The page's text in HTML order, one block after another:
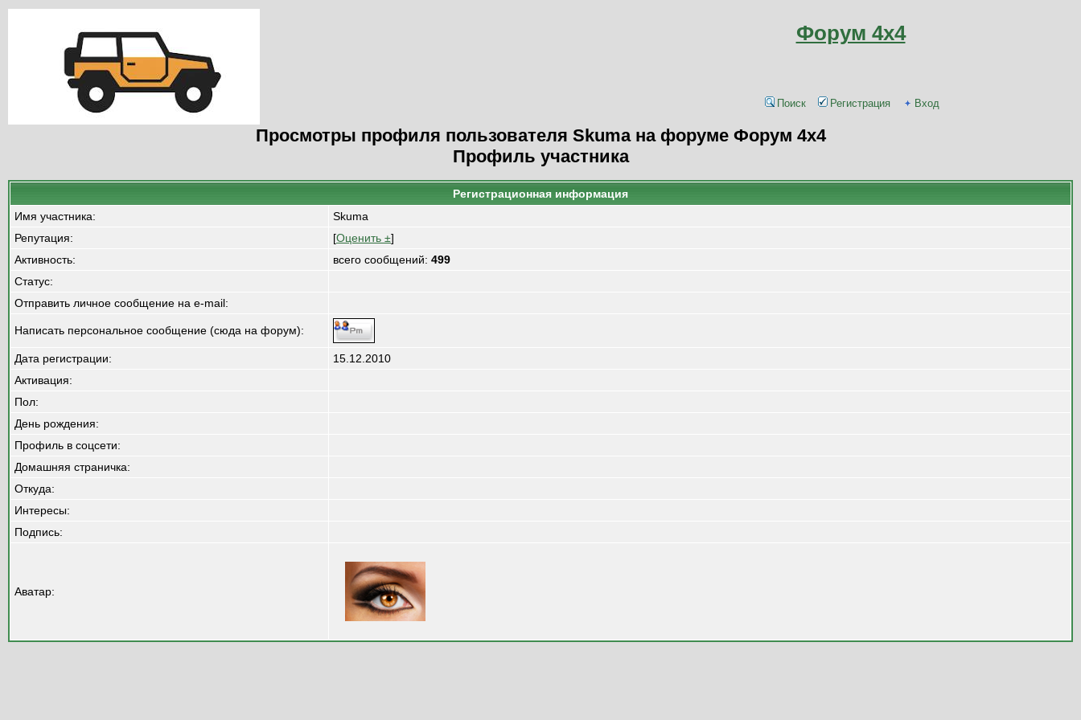
Форум 4x4
Поиск Регистрация Вход
Просмотры профиля пользователя Skuma на форуме Форум 4x4
Профиль участника
Регистрационная информация
Имя участника:
Skuma
Репутация:
[Оценить ±]
Активность:
всего сообщений: 499
Статус:
Отправить личное сообщение на e-mail:
Написать персональное сообщение (сюда на форум):
Дата регистрации:
15.12.2010
Активация:
Пол:
День рождения:
Профиль в соцсети:
Домашняя страничка:
Откуда:
Интересы:
Подпись:
Аватар: